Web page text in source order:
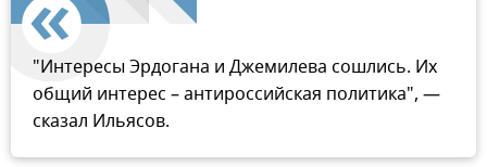
"Интересы Эрдогана и Джемилева сошлись. Их
общий интерес – антироссийская политика", —
сказал Ильясов.